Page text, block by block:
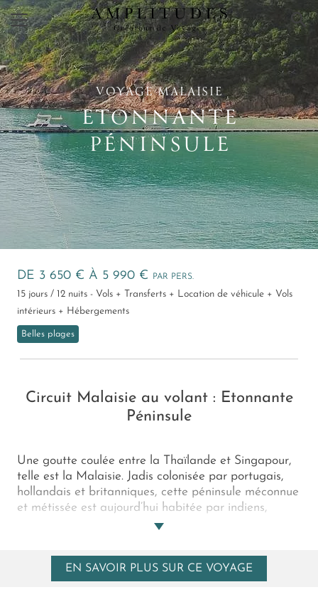
×
VOYAGE MALAISIE
ETONNANTE
PÉNINSULE
DE 3 650 € À 5 990 € PAR PERS.
15 jours / 12 nuits - Vols + Transferts + Location de véhicule + Vols
intérieurs + Hébergements
Belles plages
Circuit Malaisie au volant : Etonnante
Péninsule
Une goutte coulée entre la Thaïlande et Singapour,
telle est la Malaisie. Jadis colonisée par portugais,
hollandais et britanniques, cette péninsule méconnue
et métissée est aujourd’hui habitée par indiens,
chinois et malais. Convoitez à votre tour ses villes
reposer sur les plages édéniques de ses belles îles de
la côte Est, crépuscule divin de ce circuit en Malaisie
EN SAVOIR PLUS SUR CE VOYAGE